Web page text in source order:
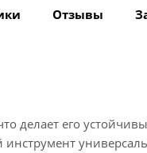
Отзывы
делает его
инструмент